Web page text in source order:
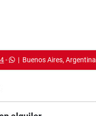
- | Buenos Aires, Argentina